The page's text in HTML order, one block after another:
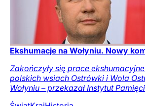
Ekshumacje na Wołyniu. Nowy
Zakończyły się prace
polskich wsiach Ostrówki i Wola
Wołyniu – przekazał Instytut